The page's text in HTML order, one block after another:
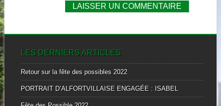
LES DERNIERS ARTICLES
Retour sur la fête des possibles 2022
PORTRAIT D’ALFORTVILLAISE ENGAGÉE : ISABEL